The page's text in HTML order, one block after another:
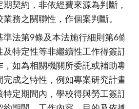
期契約，非依經費來源為判斷，而
務之關聯性，作個案判斷。
準法第9條及本法施行細則第6條規
及特定性等非繼續性工作得簽訂定
，如為相關機關所委託或補助專案
完成之特性，例如專案研究計畫、
特定期間內，學校得與勞工簽訂定